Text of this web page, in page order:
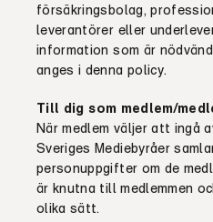
försäkringsbolag,
leverantörer eller
information som är
anges i denna policy.
Till dig som medlem/
När medlem väljer att ingå
Sveriges Mediebyråer
personuppgifter om de
är knutna till medlemmen
olika sätt.